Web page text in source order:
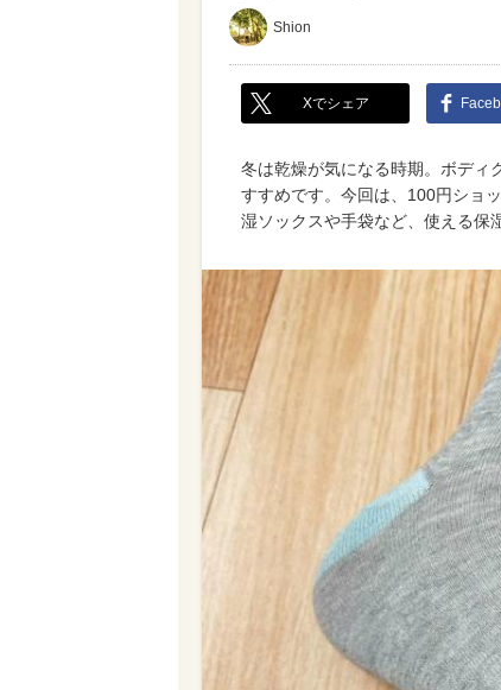
Shion
Xでシェア
冬は乾燥が気になる時期。ボディ
すすめです。今回は、100円ショ
湿ソックスや手袋など、使える保